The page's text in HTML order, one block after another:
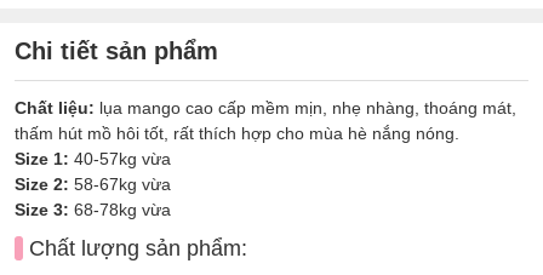
Chi tiết sản phẩm
Chất liệu: lụa mango cao cấp mềm mịn, nhẹ nhàng, thoáng mát,
thấm hút mồ hôi tốt, rất thích hợp cho mùa hè nắng nóng.
Size 1: 40-57kg vừa
Size 2: 58-67kg vừa
Size 3: 68-78kg vừa
Chất lượng sản phẩm: